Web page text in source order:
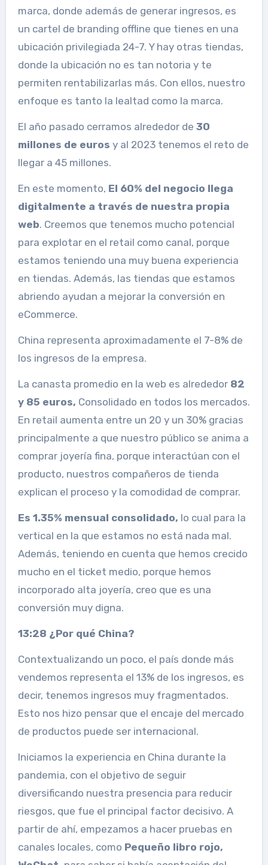
marca, donde además de generar ingresos, es
un cartel de branding offline que tienes en una
ubicación privilegiada 24-7. Y hay otras tiendas,
donde la ubicación no es tan notoria y te
permiten rentabilizarlas más. Con ellos, nuestro
enfoque es tanto la lealtad como la marca.
El año pasado cerramos alrededor de 30
millones de euros y al 2023 tenemos el reto de
llegar a 45 millones.
En este momento, El 60% del negocio llega
digitalmente a través de nuestra propia
web. Creemos que tenemos mucho potencial
para explotar en el retail como canal, porque
estamos teniendo una muy buena experiencia
en tiendas. Además, las tiendas que estamos
abriendo ayudan a mejorar la conversión en
eCommerce.
China representa aproximadamente el 7-8% de
los ingresos de la empresa.
La canasta promedio en la web es alrededor82
y 85 euros, Consolidado en todos los mercados.
En retail aumenta entre un 20 y un 30% gracias
principalmente a que nuestro público se anima a
comprar joyería fina, porque interactúan con el
producto, nuestros compañeros de tienda
explican el proceso y la comodidad de comprar.
Es 1.35% mensual consolidado, lo cual para la
vertical en la que estamos no está nada mal.
Además, teniendo en cuenta que hemos crecido
mucho en el ticket medio, porque hemos
incorporado alta joyería, creo que es una
conversión muy digna.
13:28 ¿Por qué China?
Contextualizando un poco, el país donde más
vendemos representa el 13% de los ingresos, es
decir, tenemos ingresos muy fragmentados.
Esto nos hizo pensar que el encaje del mercado
de productos puede ser internacional.
Iniciamos la experiencia en China durante la
pandemia, con el objetivo de seguir
diversificando nuestra presencia para reducir
riesgos, que fue el principal factor decisivo. A
partir de ahí, empezamos a hacer pruebas en
canales locales, como Pequeño libro rojo,